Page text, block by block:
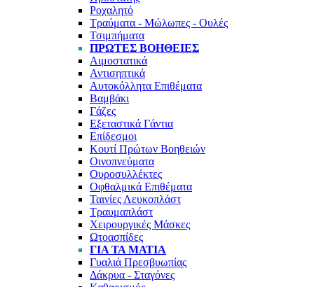
Ροχαλητό
Τραύματα - Μώλωπες - Ουλές
Τσιμπήματα
ΠΡΏΤΕΣ ΒΟΉΘΕΙΕΣ
Αιμοστατικά
Αντισηπτικά
Αυτοκόλλητα Επιθέματα
Βαμβάκι
Γάζες
Εξεταστικά Γάντια
Επίδεσμοι
Κουτί Πρώτων Βοηθειών
Οινοπνεύματα
Ουροσυλλέκτες
Οφθαλμικά Επιθέματα
Ταινίες Λευκοπλάστ
Τραυμαπλάστ
Χειρουργικές Μάσκες
Ωτοασπίδες
ΓΙΑ ΤΑ ΜΆΤΙΑ
Γυαλιά Πρεσβυωπίας
Δάκρυα - Σταγόνες